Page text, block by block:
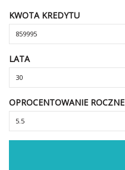
KWOTA KREDYTU
LATA
OPROCENTOWANIE ROCZNE